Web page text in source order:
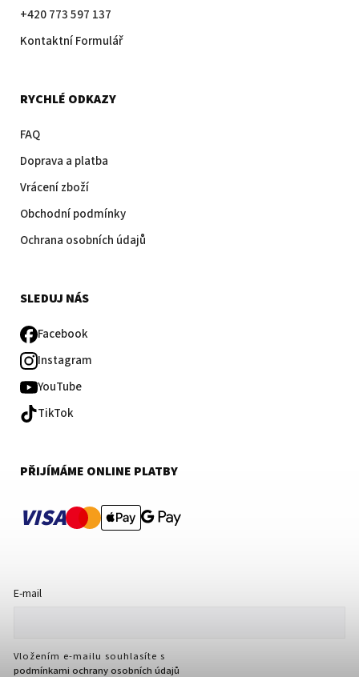
+420 773 597 137
Kontaktní Formulář
RYCHLÉ ODKAZY
FAQ
Doprava a platba
Vrácení zboží
Obchodní podmínky
Ochrana osobních údajů
SLEDUJ NÁS
Facebook
Instagram
YouTube
TikTok
PŘIJÍMÁME ONLINE PLATBY
VISA
E-mail
Vložením e-mailu souhlasíte s
podmínkami ochrany osobních údajů